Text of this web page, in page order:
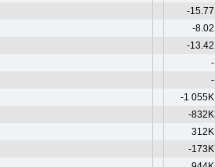
-15.77
-8.02
-13.42
-
-
-1 055K
-832K
312K
-173K